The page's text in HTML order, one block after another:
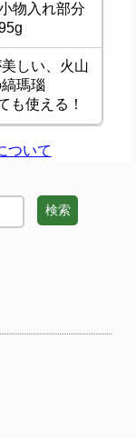
物入れ部分
しい、火山
瑪瑙
も使える！
ついて
検索